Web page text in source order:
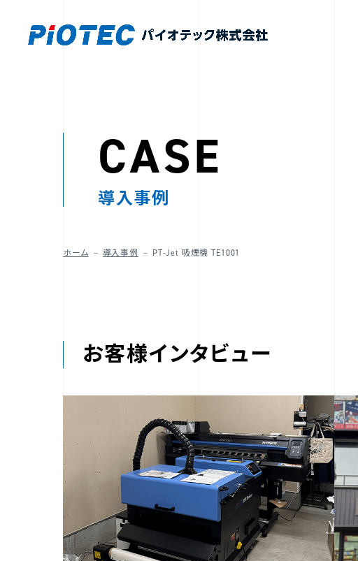
導入事例
CASE
ホーム 導入事例 PT-Jet 吸煙機 TE1001
お客様インタビュー